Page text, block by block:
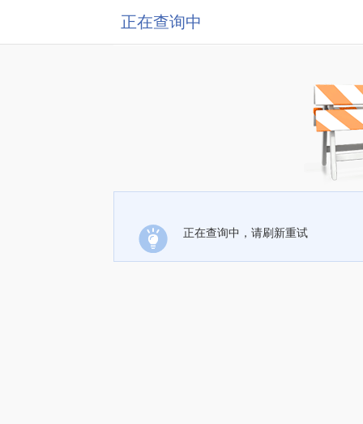
正在查询中
正在查询中，请刷新重试